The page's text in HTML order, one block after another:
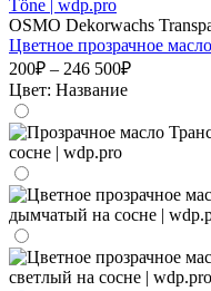
OSMO Dekorwachs
Цветное прозрачное
200₽ – 246 500₽
Цвет: Название